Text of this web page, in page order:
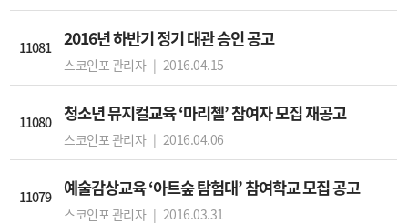
11081 2016년 하반기 정기 대관 승인 공고
스코인포 관리자 | 2016.04.15
11080 청소년 뮤지컬교육 ‘마리첼’ 참여자 모집 재공고
스코인포 관리자 | 2016.04.06
11079 예술감상교육 ‘아트숲 탐험대’ 참여학교 모집 공고
스코인포 관리자 | 2016.03.31